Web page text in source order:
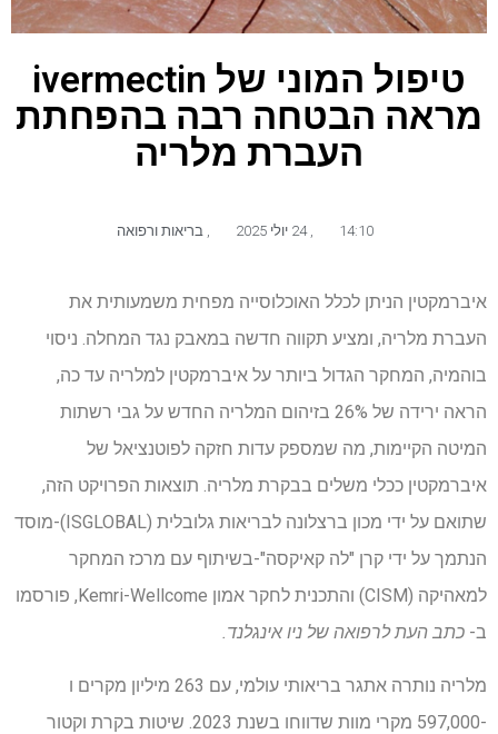
טיפול המוני של ivermectin
מראה הבטחה רבה בהפחתת
העברת מלריה
14:10 24 יולי 2025 בריאות ורפואה
איברמקטין הניתן לכלל האוכלוסייה מפחית משמעותית את
העברת מלריה, ומציע תקווה חדשה במאבק נגד המחלה. ניסוי
בוהמיה, המחקר הגדול ביותר על איברמקטין למלריה עד כה,
הראה ירידה של 26% בזיהום המלריה החדש על גבי רשתות
המיטה הקיימות, מה שמספק עדות חזקה לפוטנציאל של
איברמקטין ככלי משלים בבקרת מלריה. תוצאות הפרויקט הזה,
שתואם על ידי מכון ברצלונה לבריאות גלובלית (ISGLOBAL)-מוסד
הנתמך על ידי קרן "לה קאיקסה"-בשיתוף עם מרכז המחקר
למאהיקה (CISM) והתכנית לחקר אמון Kemri-Wellcome, פורסמו
ב- כתב העת לרפואה של ניו אינגלנד.
מלריה נותרה אתגר בריאותי עולמי, עם 263 מיליון מקרים ו
-597,000 מקרי מוות שדווחו בשנת 2023. שיטות בקרת וקטור